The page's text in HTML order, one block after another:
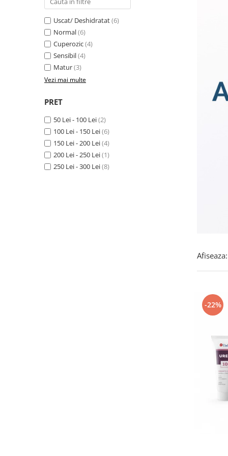
Produse pentru curatare
Creme Emoliente
Creme cu Uree
Produse pentru pete pigmentare
Evidence skincare
Uscat/ Deshidratat(6)
Normal(6)
Cuperozic(4)
Sensibil(4)
Matur(3)
Vezi mai multe
PRET
50 Lei - 100 Lei(2)
100 Lei - 150 Lei(6)
150 Lei - 200 Lei(4)
200 Lei - 250 Lei(1)
250 Lei - 300 Lei(8)
Afiseaza:
-22%